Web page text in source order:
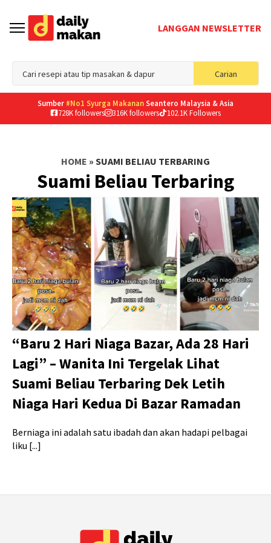
LANGGAN NEWSLETTER
Carian
for:
Sumber #No1 Syurga MakananSeantero Malaysia & Asia
728K followers
316K followers 102.1K Followers
HOME » SUAMI BELIAU TERBARING
Suami Beliau Terbaring
“Baru 2 Hari Niaga Bazar, Ada 28 Hari
Lagi” – Wanita Ini Tergelak Lihat
Suami Beliau Terbaring Dek Letih
Niaga Hari Kedua Di Bazar Ramadan
Berniaga ini adalah satu ibadah dan akan hadapi pelbagai
liku [...]